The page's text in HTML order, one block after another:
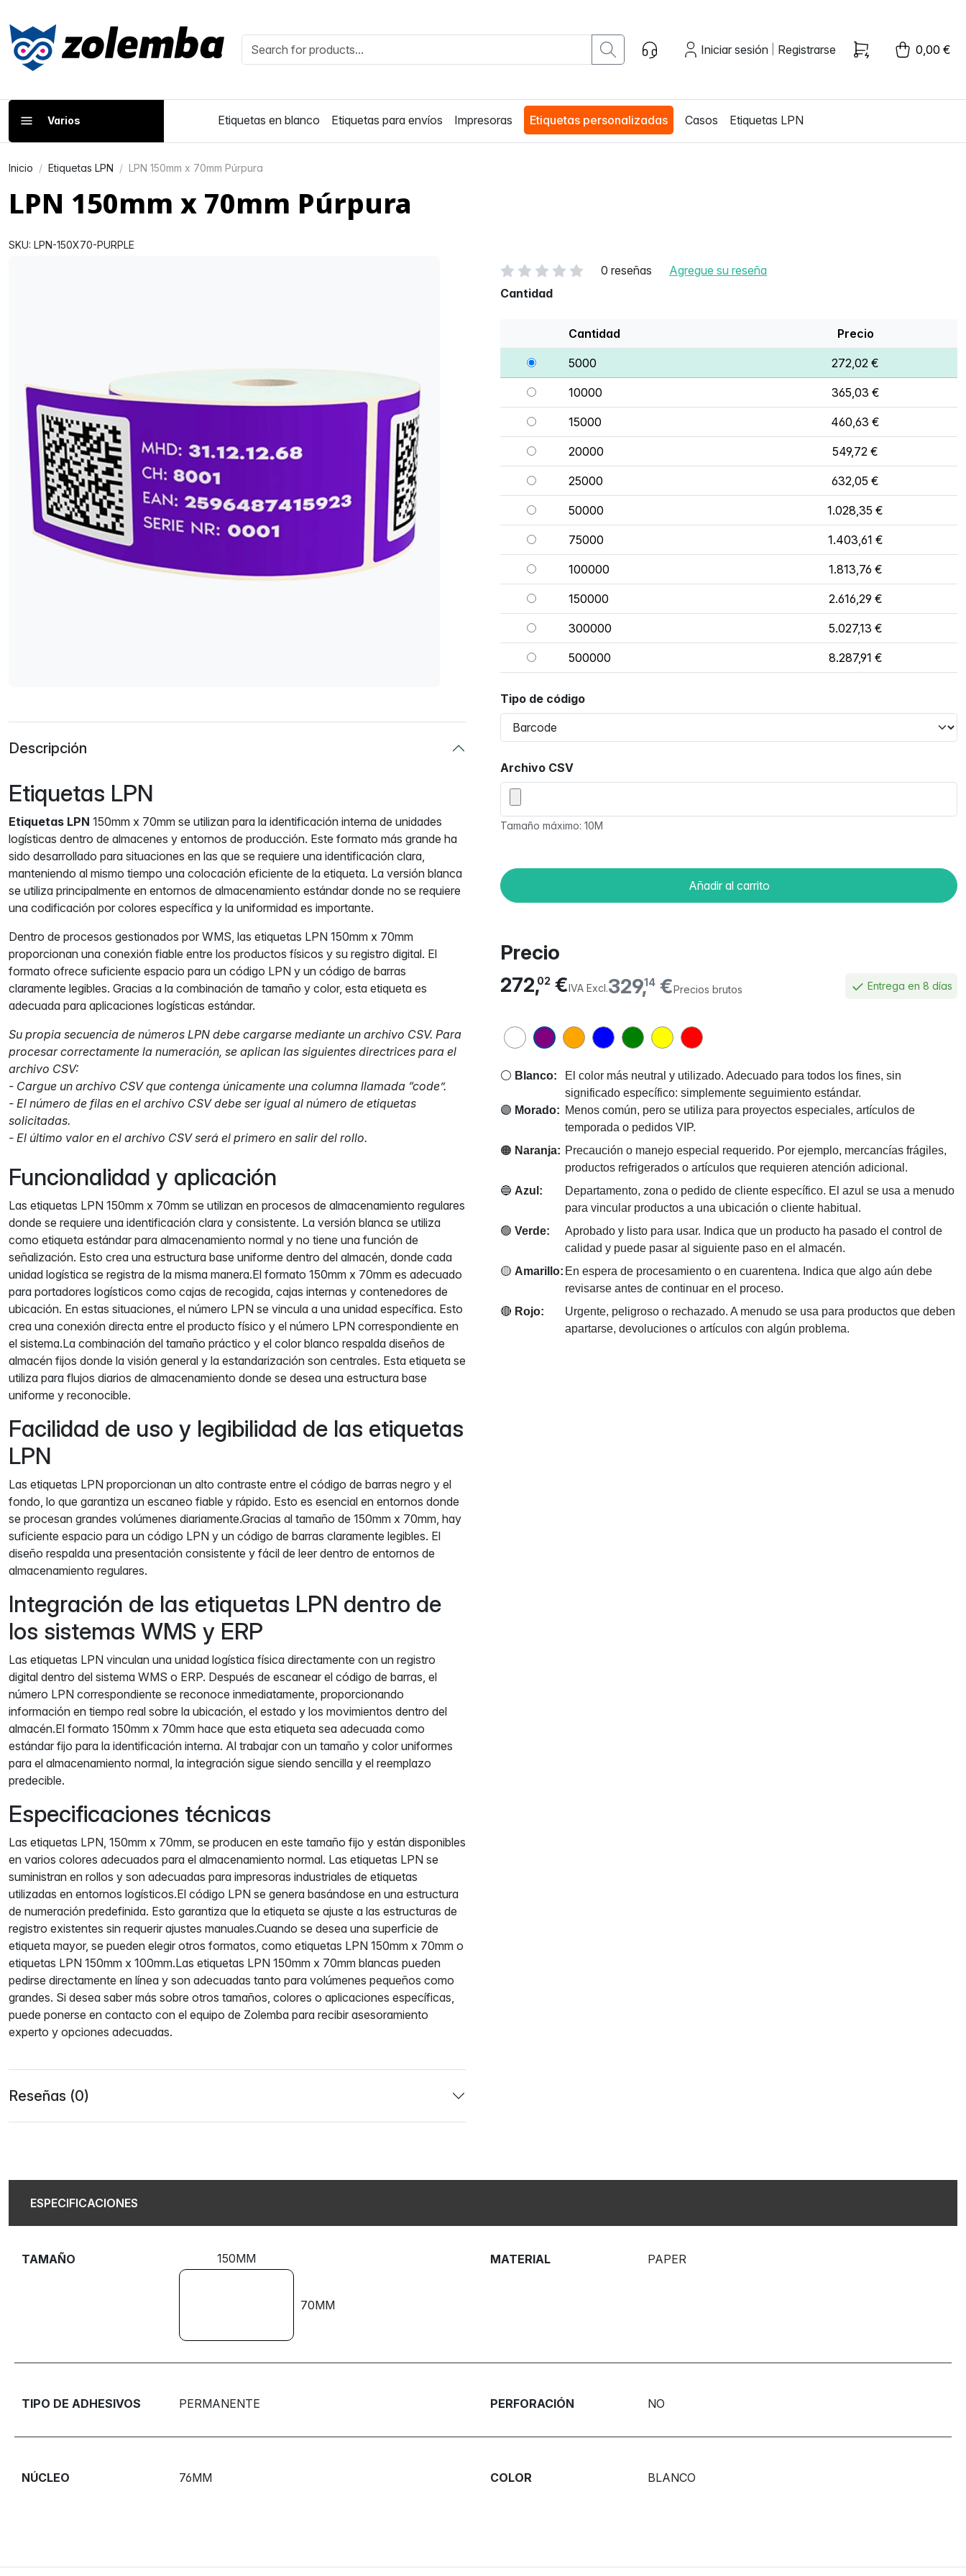
Iniciar sesión Registrarse 0,00 €
Varios Etiquetas en blanco Etiquetas para envíos Impresoras Etiquetas personalizadas Casos Etiquetas LPN
Inicio Etiquetas LPN LPN 150mm x 70mm Púrpura
LPN 150mm x 70mm Púrpura
SKU: LPN-150X70-PURPLE
0 reseñas
Agregue su reseña
Cantidad
Cantidad Precio
5000 272,02 €
10000 365,03 €
15000 460,63 €
20000 549,72 €
25000 632,05 €
50000 1.028,35 €
75000 1.403,61 €
100000 1.813,76 €
150000 2.616,29 €
300000 5.027,13 €
500000 8.287,91 €
Tipo de código
Archivo CSV
Tamaño máximo: 10M
Añadir al carrito
Precio
329,14€Precios brutos
272,02 €IVA Excl. Entrega en 8 días
⚪ Blanco:
El color más neutral y utilizado. Adecuado para todos los fines, sin
significado específico: simplemente seguimiento estándar.
🟣 Morado: Menos común, pero se utiliza para proyectos especiales, artículos de
temporada o pedidos VIP.
🟠 Naranja: Precaución o manejo especial requerido. Por ejemplo, mercancías frágiles,
productos refrigerados o artículos que requieren atención adicional.
🔵 Azul:
Departamento, zona o pedido de cliente específico. El azul se usa a menudo
para vincular productos a una ubicación o cliente habitual.
🟢 Verde:
Aprobado y listo para usar. Indica que un producto ha pasado el control de
calidad y puede pasar al siguiente paso en el almacén.
🟡 Amarillo: En espera de procesamiento o en cuarentena. Indica que algo aún debe
revisarse antes de continuar en el proceso.
🔴 Rojo:
Urgente, peligroso o rechazado. A menudo se usa para productos que deben
apartarse, devoluciones o artículos con algún problema.
Descripción
Etiquetas LPN
Etiquetas LPN 150mm x 70mm se utilizan para la identificación interna de unidades
logísticas dentro de almacenes y entornos de producción. Este formato más grande ha
sido desarrollado para situaciones en las que se requiere una identificación clara,
manteniendo al mismo tiempo una colocación eficiente de la etiqueta. La versión blanca
se utiliza principalmente en entornos de almacenamiento estándar donde no se requiere
una codificación por colores específica y la uniformidad es importante.
Dentro de procesos gestionados por WMS, las etiquetas LPN 150mm x 70mm
proporcionan una conexión fiable entre los productos físicos y su registro digital. El
formato ofrece suficiente espacio para un código LPN y un código de barras
claramente legibles. Gracias a la combinación de tamaño y color, esta etiqueta es
adecuada para aplicaciones logísticas estándar.
Su propia secuencia de números LPN debe cargarse mediante un archivo CSV. Para
procesar correctamente la numeración, se aplican las siguientes directrices para el
archivo CSV:
- Cargue un archivo CSV que contenga únicamente una columna llamada “code”.
- El número de filas en el archivo CSV debe ser igual al número de etiquetas
solicitadas.
- El último valor en el archivo CSV será el primero en salir del rollo.
Funcionalidad y aplicación
Las etiquetas LPN 150mm x 70mm se utilizan en procesos de almacenamiento regulares
donde se requiere una identificación clara y consistente. La versión blanca se utiliza
como etiqueta estándar para almacenamiento normal y no tiene una función de
señalización. Esto crea una estructura base uniforme dentro del almacén, donde cada
unidad logística se registra de la misma manera.El formato 150mm x 70mm es adecuado
para portadores logísticos como cajas de recogida, cajas internas y contenedores de
ubicación. En estas situaciones, el número LPN se vincula a una unidad específica. Esto
crea una conexión directa entre el producto físico y el número LPN correspondiente en
el sistema.La combinación del tamaño práctico y el color blanco respalda diseños de
almacén fijos donde la visión general y la estandarización son centrales. Esta etiqueta se
utiliza para flujos diarios de almacenamiento donde se desea una estructura base
uniforme y reconocible.
Facilidad de uso y legibilidad de las etiquetas
LPN
Las etiquetas LPN proporcionan un alto contraste entre el código de barras negro y el
fondo, lo que garantiza un escaneo fiable y rápido. Esto es esencial en entornos donde
se procesan grandes volúmenes diariamente.Gracias al tamaño de 150mm x 70mm, hay
suficiente espacio para un código LPN y un código de barras claramente legibles. El
diseño respalda una presentación consistente y fácil de leer dentro de entornos de
almacenamiento regulares.
Integración de las etiquetas LPN dentro de
los sistemas WMS y ERP
Las etiquetas LPN vinculan una unidad logística física directamente con un registro
digital dentro del sistema WMS o ERP. Después de escanear el código de barras, el
número LPN correspondiente se reconoce inmediatamente, proporcionando
información en tiempo real sobre la ubicación, el estado y los movimientos dentro del
almacén.El formato 150mm x 70mm hace que esta etiqueta sea adecuada como
estándar fijo para la identificación interna. Al trabajar con un tamaño y color uniformes
para el almacenamiento normal, la integración sigue siendo sencilla y el reemplazo
predecible.
Especificaciones técnicas
Las etiquetas LPN, 150mm x 70mm, se producen en este tamaño fijo y están disponibles
en varios colores adecuados para el almacenamiento normal. Las etiquetas LPN se
suministran en rollos y son adecuadas para impresoras industriales de etiquetas
utilizadas en entornos logísticos.El código LPN se genera basándose en una estructura
de numeración predefinida. Esto garantiza que la etiqueta se ajuste a las estructuras de
registro existentes sin requerir ajustes manuales.Cuando se desea una superficie de
etiqueta mayor, se pueden elegir otros formatos, como etiquetas LPN 150mm x 70mm o
etiquetas LPN 150mm x 100mm.Las etiquetas LPN 150mm x 70mm blancas pueden
pedirse directamente en línea y son adecuadas tanto para volúmenes pequeños como
grandes. Si desea saber más sobre otros tamaños, colores o aplicaciones específicas,
puede ponerse en contacto con el equipo de Zolemba para recibir asesoramiento
experto y opciones adecuadas.
Reseñas (0)
ESPECIFICACIONES
TAMAÑO 150MM
70MM
MATERIAL PAPER
TIPO DE ADHESIVOS PERMANENTE PERFORACIÓN NO
NÚCLEO 76MM COLOR BLANCO